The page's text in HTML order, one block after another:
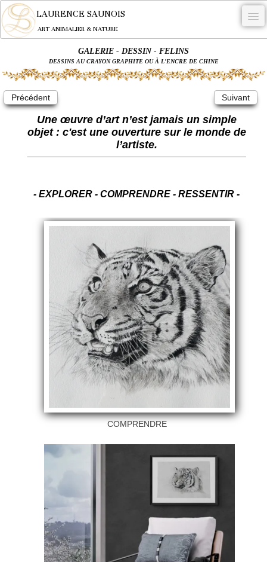
LAURENCE SAUNOIS
ART ANIMALIER & NATURE
NYMPHEUS LUMINANSIS.
OEUVRES
BECASSE
NEWS
GALERIE - DESSIN - FELINS
DESSINS AU CRAYON GRAPHITE OU À L'ENCRE DE CHINE
Précédent Suivant
Une œuvre d’art n’est jamais un simple
objet : c'est une ouverture sur le monde de
l’artiste.
- EXPLORER - COMPRENDRE - RESSENTIR -
COMPRENDRE